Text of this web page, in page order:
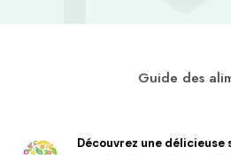
Guide des
Découvrez une